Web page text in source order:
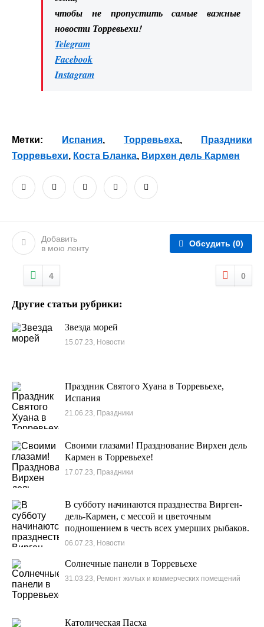
чтобы не пропустить самые важные
новости Торревьехи!
Telegram
Facebook
Instagram
Метки: Испания, Торревьеха,
Праздники
Торревьехи, Коста Бланка, Вирхен дель Кармен
Добавить
в мою ленту
Обсудить (0)
4 0
Другие статьи рубрики:
Звезда морей
15.07.23, Новости
Праздник Святого Хуана в Торревьехе,
Испания
21.06.23, Праздники
Своими глазами! Празднование Вирхен дель
Кармен в Торревьехе!
17.07.23, Праздники
В субботу начинаются празднества Вирген-
дель-Кармен, с мессой и цветочным
подношением в честь всех умерших рыбаков.
06.07.23, Новости
Солнечные панели в Торревьехе
31.03.23, Ремонт жилых и коммерческих помещений
Католическая Пасха